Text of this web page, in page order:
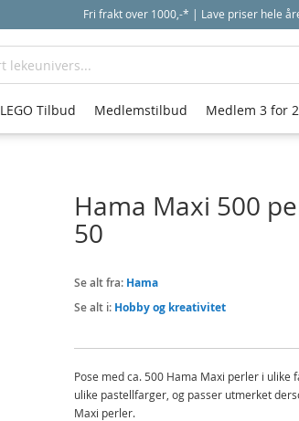
Fri frakt over 1000,-* | Lave priser hele
Hama Maxi 500
50
Se alt fra: Hama
Se alt i: Hobby og kreativitet
Pose med ca. 500 Hama Maxi perler i ulike
ulike pastellfarger, og passer utmerket
Maxi perler.
LEGO Tilbud Medlemstilbud Medlem 3 for 2